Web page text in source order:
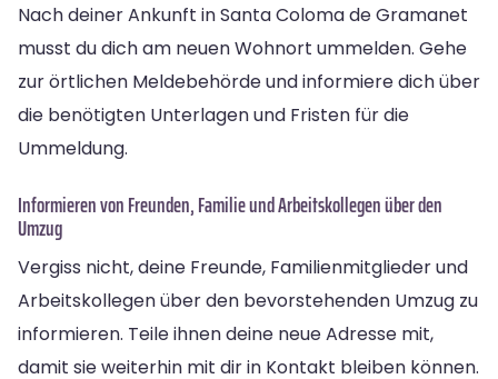
Nach deiner Ankunft in Santa Coloma de Gramanet
musst du dich am neuen Wohnort ummelden. Gehe
zur örtlichen Meldebehörde und informiere dich über
die benötigten Unterlagen und Fristen für die
Ummeldung.
Informieren von Freunden, Familie und Arbeitskollegen über den
Umzug
Vergiss nicht, deine Freunde, Familienmitglieder und
Arbeitskollegen über den bevorstehenden Umzug zu
informieren. Teile ihnen deine neue Adresse mit,
damit sie weiterhin mit dir in Kontakt bleiben können.